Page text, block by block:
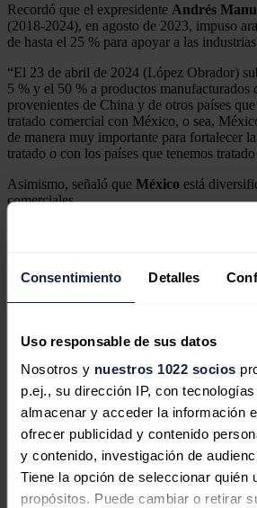
Consentimiento Detalles
Uso responsable de sus datos
Nosotros y nuestros 1022 socios
p.ej., su dirección IP, con
almacenar y acceder la información
ofrecer publicidad y contenido
y contenido, investigación de
Tiene la opción de seleccionar quién
propósitos. Puede cambiar o retirar
Recordó que el expresidente Andrés
(2018-2024), en agosto de 2023, impuso
de hasta el 25 % para apoyar a las
“El 23 de abril de 2024 (López Obrador)
5 % y el 50 % a productos manufacturados
provenientes de China y de otros países
tratado comercial con México, o sea,
de manera muy importante para fortalecer
tratado o con los países que tenemos
Asimismo, señaló que México está
comerciales.
Copenhagen
alcanza el cierre
construcción de su
en México